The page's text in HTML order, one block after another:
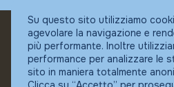
© Fundstore
Collocatore autorizzato:
Banca Ifigest SpA
P.Iva: 04337180485
Su questo sito utilizziamo
agevolare la navigazione e
più performante. Inoltre
performance per analizzare le
sito in maniera totalmente